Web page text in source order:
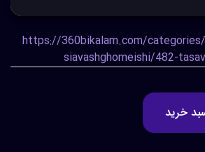
https://360bikalam.com/
siavashghomeishi/482-